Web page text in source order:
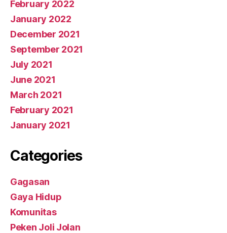
February 2022
January 2022
December 2021
September 2021
July 2021
June 2021
March 2021
February 2021
January 2021
Categories
Gagasan
Gaya Hidup
Komunitas
Peken Joli Jolan